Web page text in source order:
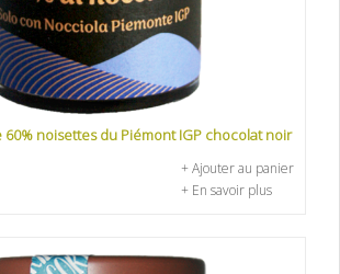
noisettes du Piémont IGP chocolat noir
+ Ajouter au panier
+ En savoir plus